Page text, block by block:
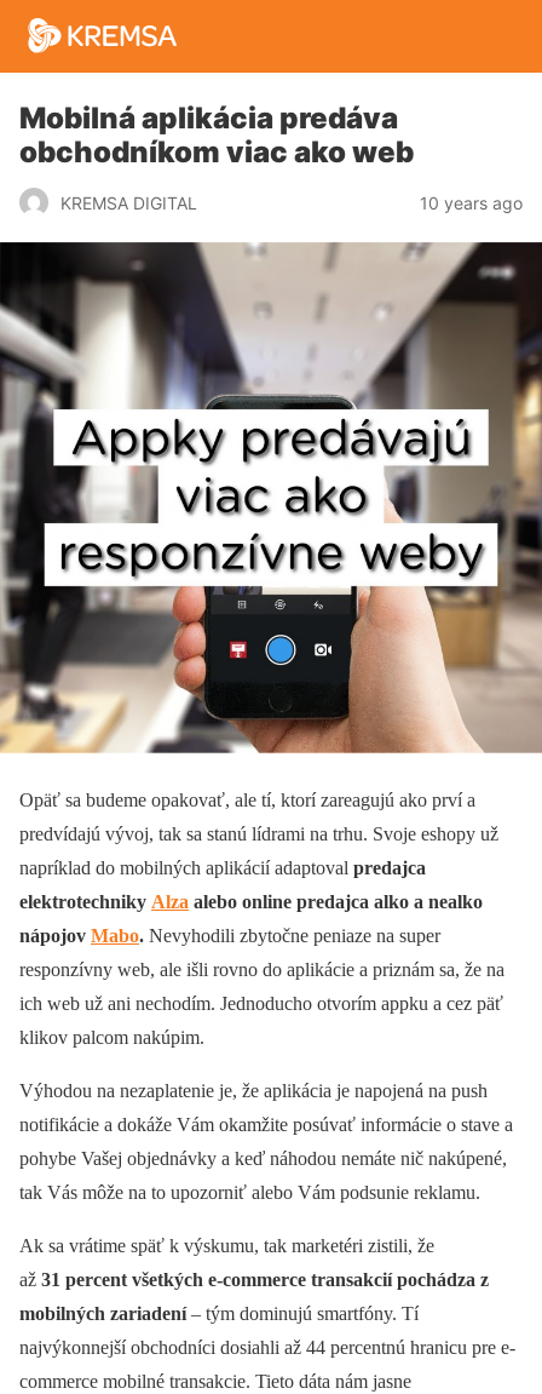
Mobilná aplikácia predáva
obchodníkom viac ako web
KREMSA DIGITAL 10 years ago
Opäť sa budeme opakovať, ale tí, ktorí zareagujú ako prví a
predvídajú vývoj, tak sa stanú lídrami na trhu. Svoje eshopy už
napríklad do mobilných aplikácií adaptoval predajca
elektrotechniky Alza alebo online predajca alko a nealko
nápojov Mabo. Nevyhodili zbytočne peniaze na super
responzívny web, ale išli rovno do aplikácie a priznám sa, že na
ich web už ani nechodím. Jednoducho otvorím appku a cez päť
klikov palcom nakúpim.
Výhodou na nezaplatenie je, že aplikácia je napojená na push
notifikácie a dokáže Vám okamžite posúvať informácie o stave a
pohybe Vašej objednávky a keď náhodou nemáte nič nakúpené,
tak Vás môže na to upozorniť alebo Vám podsunie reklamu.
Ak sa vrátime späť k výskumu, tak marketéri zistili, že
až 31 percent všetkých e-commerce transakcií pochádza z
mobilných zariadení– tým dominujú smartfóny. Tí
najvýkonnejší obchodníci dosiahli až 44 percentnú hranicu pre e-
commerce mobilné transakcie. Tieto dáta nám jasne